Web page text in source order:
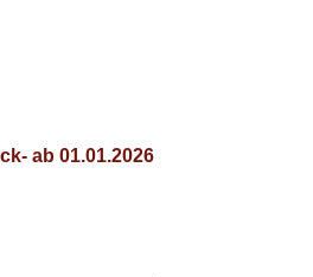
- ab 01.01.2026